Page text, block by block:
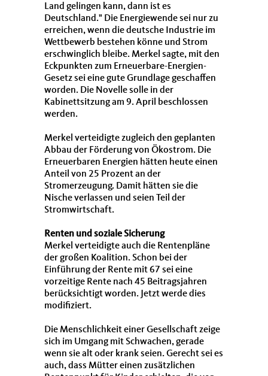
Land gelingen kann, dann ist es
Deutschland." Die Energiewende sei nur zu
erreichen, wenn die deutsche Industrie im
Wettbewerb bestehen könne und Strom
erschwinglich bleibe. Merkel sagte, mit den
Eckpunkten zum Erneuerbare-Energien-
Gesetz sei eine gute Grundlage geschaffen
worden. Die Novelle solle in der
Kabinettsitzung am 9. April beschlossen
werden.
Merkel verteidigte zugleich den geplanten
Abbau der Förderung von Ökostrom. Die
Erneuerbaren Energien hätten heute einen
Anteil von 25 Prozent an der
Stromerzeugung. Damit hätten sie die
Nische verlassen und seien Teil der
Stromwirtschaft.
Renten und soziale Sicherung
Merkel verteidigte auch die Rentenpläne
der großen Koalition. Schon bei der
Einführung der Rente mit 67 sei eine
vorzeitige Rente nach 45 Beitragsjahren
berücksichtigt worden. Jetzt werde dies
modifiziert.
Die Menschlichkeit einer Gesellschaft zeige
sich im Umgang mit Schwachen, gerade
wenn sie alt oder krank seien. Gerecht sei es
auch, dass Mütter einen zusätzlichen